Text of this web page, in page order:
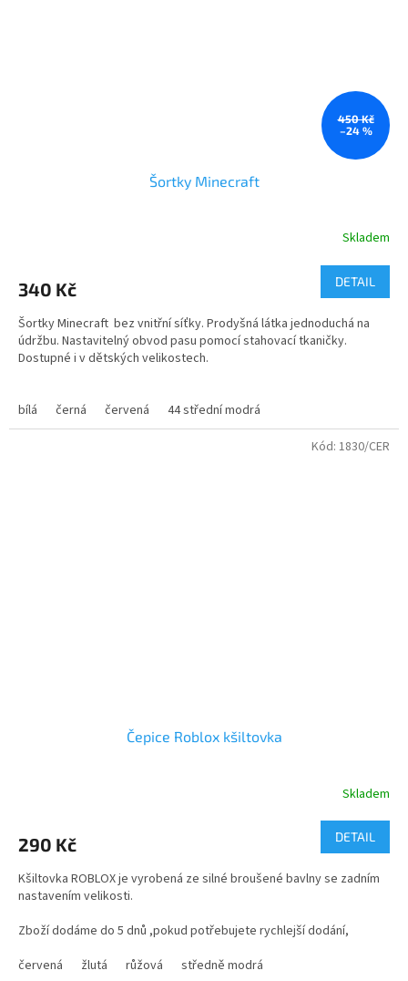
450 Kč
–24 %
Šortky Minecraft
je
z
5
hvězdiček.
Skladem
340 Kč DETAIL
Šortky Minecraft bez vnitřní síťky. Prodyšná látka jednoduchá na
údržbu. Nastavitelný obvod pasu pomocí stahovací tkaničky.
Dostupné i v dětských velikostech.
Velikosti trenky dětské - 4-16 let
bílá černá červená 44 střední modrá
Čepice Roblox kšiltovka
je
z
5
Skladem
290 Kč DETAIL
Kšiltovka ROBLOX je vyrobená ze silné broušené bavlny se zadním
nastavením velikosti.
Zboží dodáme do 5 dnů ,pokud potřebujete rychlejší dodání,
červená žlutá růžová středně modrá
Kód: 1830/CER